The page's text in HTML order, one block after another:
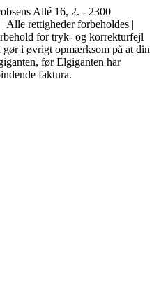
Allé 16, 2. - 2300
Alle rettigheder forbeholdes |
for tryk- og korrekturfejl
i øvrigt opmærksom på at din
før Elgiganten har
faktura.